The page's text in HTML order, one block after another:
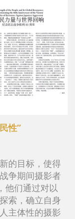
性”
的目标，使得
争期间摄影者
他们通过对以
索，确立自身
主体性的摄影